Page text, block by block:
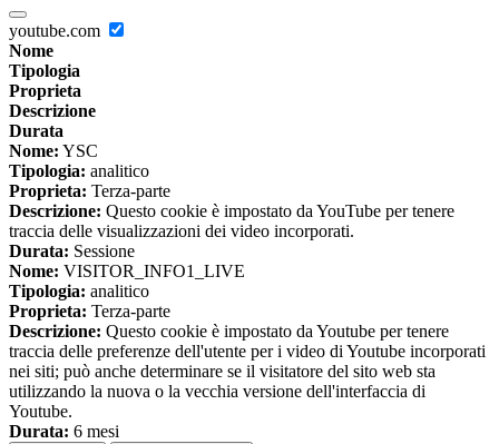
youtube.com
Nome
Tipologia
Proprieta
Descrizione
Durata
Nome: YSC
Tipologia: analitico
Proprieta: Terza-parte
Descrizione: Questo cookie è impostato da YouTube per tenere
traccia delle visualizzazioni dei video incorporati.
Durata: Sessione
Nome: VISITOR_INFO1_LIVE
Tipologia: analitico
Proprieta: Terza-parte
Descrizione: Questo cookie è impostato da Youtube per tenere
traccia delle preferenze dell'utente per i video di Youtube incorporati
nei siti; può anche determinare se il visitatore del sito web sta
utilizzando la nuova o la vecchia versione dell'interfaccia di
Youtube.
Durata: 6 mesi